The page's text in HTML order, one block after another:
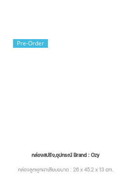
Pre-Order
กล่องสปริง,อุปกรณ์ Brand : Ozy
กล่องลูกฟูกฝาเสียบขนาด : 26 x 45.2 x 13 cm.